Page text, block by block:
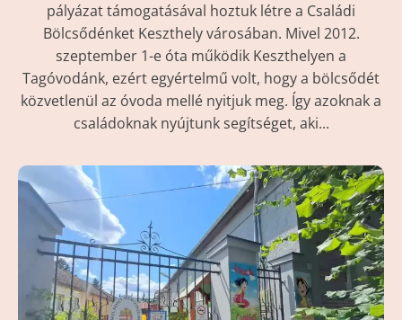
pályázat támogatásával hoztuk létre a Családi
Bölcsődénket Keszthely városában. Mivel 2012.
szeptember 1-e óta működik Keszthelyen a
Tagóvodánk, ezért egyértelmű volt, hogy a bölcsődét
közvetlenül az óvoda mellé nyitjuk meg. Így azoknak a
családoknak nyújtunk segítséget, aki...